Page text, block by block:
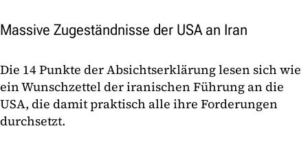
Massive Zugeständnisse der USA an Iran
Die 14 Punkte der Absichtserklärung lesen sich wie
ein Wunschzettel der iranischen Führung an die
USA, die damit praktisch alle ihre Forderungen
durchsetzt.